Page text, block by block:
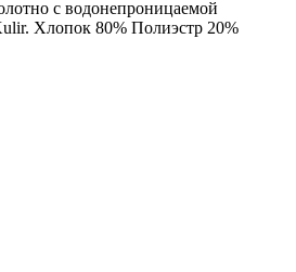
с водонепроницаемой
Хлопок 80% Полиэстр 20%